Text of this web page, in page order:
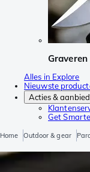
Graveren
Alles in Explore
Nieuwste
Acties &
Get
Home Outdoor & gear